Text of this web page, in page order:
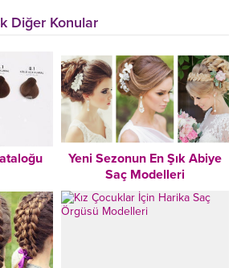
Diğer Konular
Yeni Sezonun En Şık Abiye
Saç Modelleri